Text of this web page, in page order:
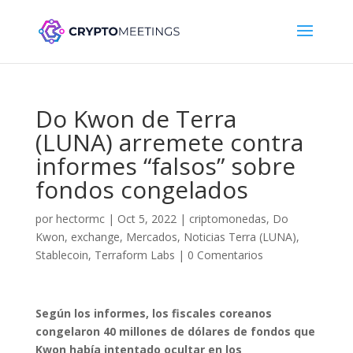
Do Kwon de Terra
(LUNA) arremete contra
informes “falsos” sobre
fondos congelados
por hectormc| Oct 5, 2022| criptomonedas, Do
Kwon, exchange, Mercados, Noticias Terra (LUNA),
Stablecoin, Terraform Labs | 0 Comentarios
Según los informes, los fiscales coreanos
congelaron 40 millones de dólares de fondos que
Kwon había intentado ocultar en los